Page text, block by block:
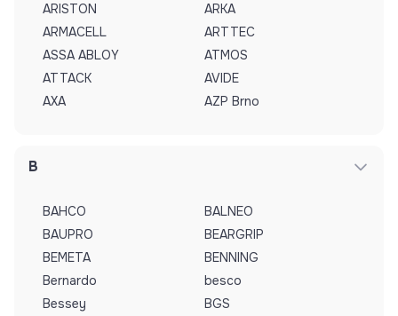
ARISTON
ARKA
ARMACELL
ARTTEC
ASSA ABLOY
ATMOS
ATTACK
AVIDE
AXA
AZP Brno
B
BAHCO
BALNEO
BAUPRO
BEARGRIP
BEMETA
BENNING
Bernardo
besco
Bessey
BGS